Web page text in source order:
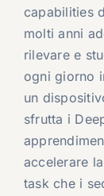
capabilities
molti anni
rilevare e
ogni giorno
un
sfrutta i
accelerare
task che i